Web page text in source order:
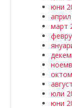
юни
март
юли
юни